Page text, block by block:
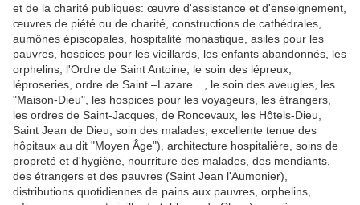
et de la charité publiques: œuvre d'assistance et d'enseignement,
œuvres de piété ou de charité, constructions de cathédrales,
aumônes épiscopales, hospitalité monastique, asiles pour les
pauvres, hospices pour les vieillards, les enfants abandonnés, les
orphelins, l'Ordre de Saint Antoine, le soin des lépreux,
léproseries, ordre de Saint –Lazare…, le soin des aveugles, les
"Maison-Dieu", les hospices pour les voyageurs, les étrangers,
les ordres de Saint-Jacques, de Roncevaux, les Hôtels-Dieu,
Saint Jean de Dieu, soin des malades, excellente tenue des
hôpitaux au dit "Moyen Âge"), architecture hospitalière, soins de
propreté et d'hygiène, nourriture des malades, des mendiants,
des étrangers et des pauvres (Saint Jean l'Aumonier),
distributions quotidiennes de pains aux pauvres, orphelins,